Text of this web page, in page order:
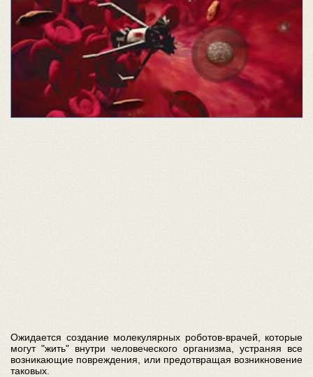
Ожидается создание молекулярных роботов-врачей, которые
могут "жить" внутри человеческого организма, устраняя все
возникающие повреждения, или предотвращая возникновение
таковых.